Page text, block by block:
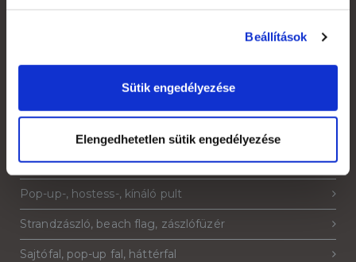
Beállítások
Sütik engedélyezése
Elengedhetetlen sütik engedélyezése
Termékeink
Roll-up, roll-up banner
Pop-up-, hostess-, kínáló pult
Strandzászló, beach flag, zászlófüzér
Sajtófal, pop-up fal, háttérfal